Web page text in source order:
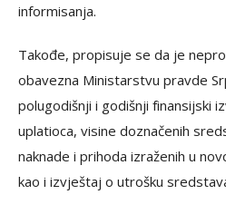
informisanja.
Takođe, propisuje se da je
obavezna Ministarstvu pravde
polugodišnji i godišnji finansijski
uplatioca, visine doznačenih
naknade i prihoda izraženih u
kao i izvještaj o utrošku